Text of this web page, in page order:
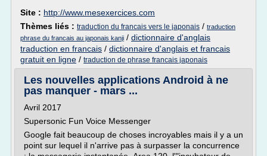
Site : http://www.mesexercices.com
Thèmes liés : traduction du francais vers le japonais / traduction
phrase du francais au japonais kanji / dictionnaire d'anglais
traduction en francais / dictionnaire d'anglais et francais
gratuit en ligne / traduction de phrase francais japonais
Les nouvelles applications Android à ne
pas manquer - mars ...
Avril 2017
Supersonic Fun Voice Messenger
Google fait beaucoup de choses incroyables mais il y a un
point sur lequel il n'arrive pas à surpasser la concurrence